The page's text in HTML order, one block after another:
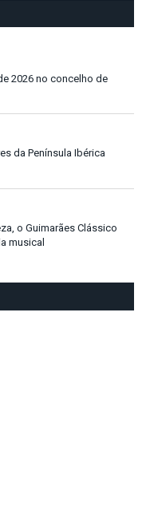
2026 no concelho de
da Península Ibérica
o Guimarães Clássico
musical